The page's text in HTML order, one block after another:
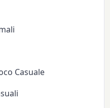
Casuale